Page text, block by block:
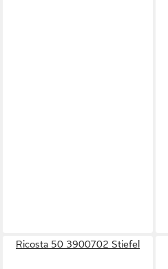
Ricosta 50 3900702 Stiefel